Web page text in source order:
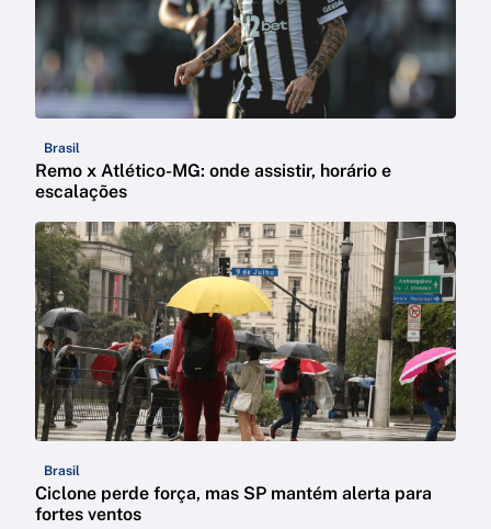
Brasil
Remo x Atlético-MG: onde assistir, horário e
escalações
Brasil
Ciclone perde força, mas SP mantém alerta para
fortes ventos